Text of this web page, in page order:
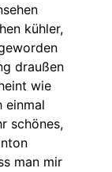
kühler,
draußen
wie
einmal
schönes,
man mir